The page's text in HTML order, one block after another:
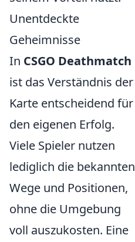
Unentdeckte
Geheimnisse
In CSGO Deathmatch
ist das Verständnis der
Karte entscheidend für
den eigenen Erfolg.
Viele Spieler nutzen
lediglich die bekannten
Wege und Positionen,
ohne die Umgebung
voll auszukosten. Eine